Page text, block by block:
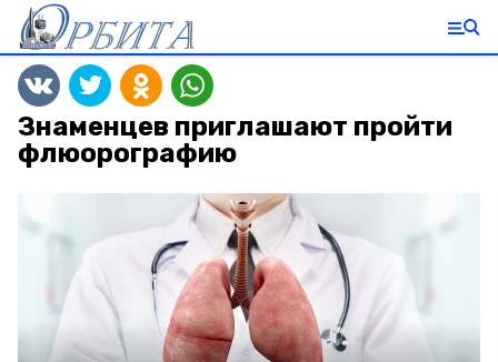
Знаменцев приглашают пройти
флюорографию